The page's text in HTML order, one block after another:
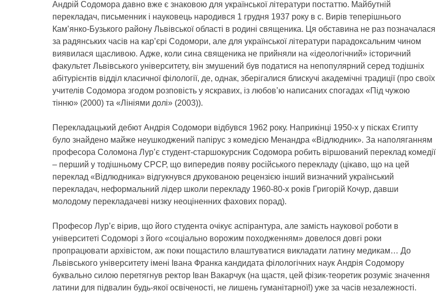
Андрій Содомора давно вже є знаковою для української літератури постаттю. Майбутній
перекладач, письменник і науковець народився 1 грудня 1937 року в с. Вирів теперішнього
Кам’янко-Бузького району Львівської області в родині священика. Ця обставина не раз позначалася
за радянських часів на кар’єрі Содомори, але для української літератури парадоксальним чином
виявилася щасливою. Адже, коли сина священика не прийняли на «ідеологічний» історичний
факультет Львівського університету, він змушений був податися на непопулярний серед тодішніх
абітурієнтів відділ класичної філології, де, однак, зберігалися блискучі академічні традиції (про своїх
учителів Содомора згодом розповість у яскравих, із любов’ю написаних спогадах «Під чужою
тінню» (2000) та «Лініями долі» (2003)).
Перекладацький дебют Андрія Содомори відбувся 1962 року. Наприкінці 1950-х у пісках Єгипту
було знайдено майже неушкоджений папірус з комедією Менандра «Відлюдник». За наполяганням
професора Соломона Лур’є студент-старшокурсник Содомора робить віршований переклад комедії
– перший у тодішньому СРСР, що випередив появу російського перекладу (цікаво, що на цей
переклад «Відлюдника» відгукнувся друкованою рецензією інший визначний український
перекладач, неформальний лідер школи перекладу 1960-80-х років Григорій Кочур, давши
молодому перекладачеві низку неоціненних фахових порад).
Професор Лур’є вірив, що його студента очікує аспірантура, але замість наукової роботи в
університеті Содоморі з його «соціально ворожим походженням» довелося довгі роки
пропрацювати архівістом, аж поки пощастило влаштуватися викладати латину медикам… До
Львівського університету імені Івана Франка кандидата філологічних наук Андрія Содомору
буквально силою перетягнув ректор Іван Вакарчук (на щастя, цей фізик-теоретик розуміє значення
латини для підвалин будь-якої освіченості, не лишень гуманітарної!) уже за часів незалежності.